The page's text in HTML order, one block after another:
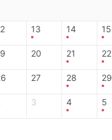
13 14 15
20 21 22
27 28 29
3 4 5